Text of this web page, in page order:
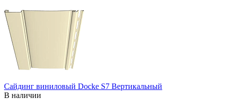
Сайдинг виниловый Docke S7 Вертикальный
В наличии